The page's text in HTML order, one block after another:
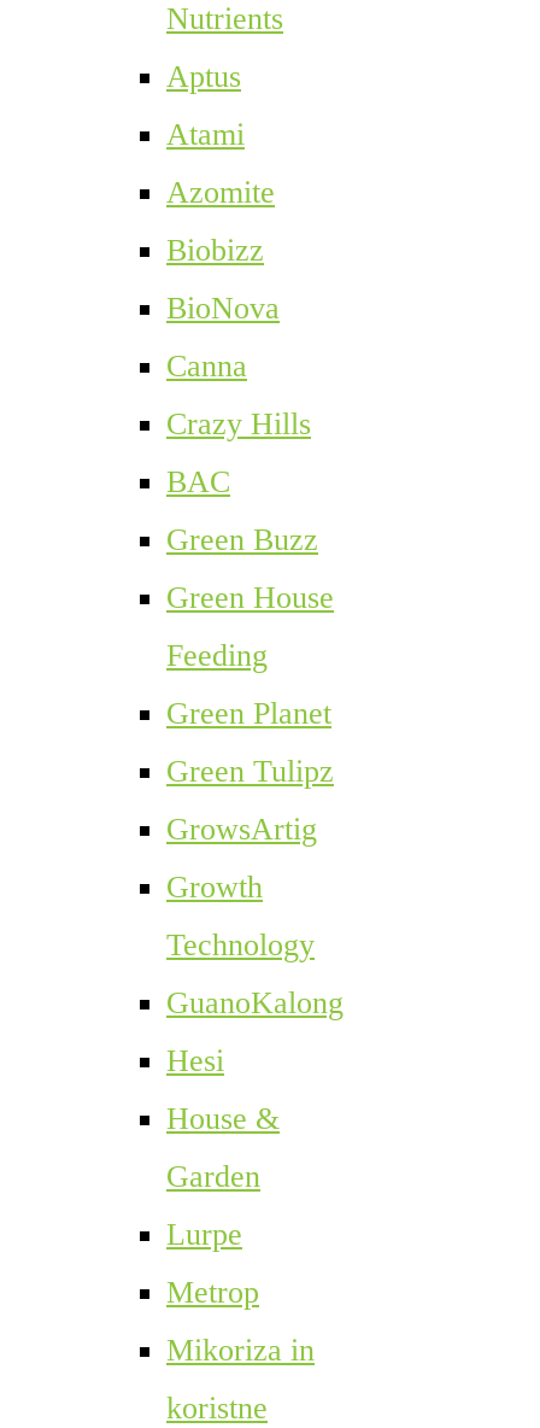
Nutrients
Aptus
Atami
Azomite
Biobizz
BioNova
Canna
Crazy Hills
BAC
Green Buzz
Green House
Feeding
Green Planet
Green Tulipz
GrowsArtig
Growth
Technology
GuanoKalong
Hesi
House &
Garden
Lurpe
Metrop
Mikoriza in
koristne